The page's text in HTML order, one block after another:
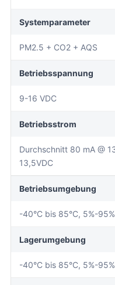
Systemparameter
PM2.5 + CO2 + AQS
Betriebsspannung
9-16 VDC
Betriebsstrom
Durchschnitt 80 mA @
13,5VDC
Betriebsumgebung
-40°C bis 85°C, 5%-
Lagerumgebung
-40°C bis 85°C, 5%-